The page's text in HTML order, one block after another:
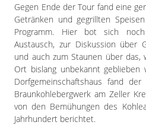
Gegen Ende der Tour fand eine
Getränken und gegrillten
Programm. Hier bot sich
Austausch, zur Diskussion über
und auch zum Staunen über das,
Ort bislang unbekannt geblieben
Dorfgemeinschaftshaus fand
Braunkohlebergwerk am Zeller
von den Bemühungen des
Jahrhundert berichtet.